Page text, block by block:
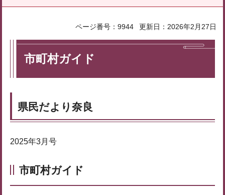
ページ番号：9944 更新日：2026年2月27日
市町村ガイド
県民だより奈良
2025年3月号
市町村ガイド